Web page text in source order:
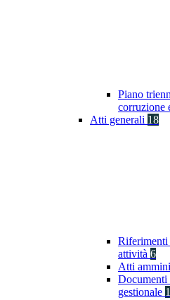
Piano
corruzione
Atti generali 18
Riferimenti
attività 6
Atti
Documenti
gestionale 1